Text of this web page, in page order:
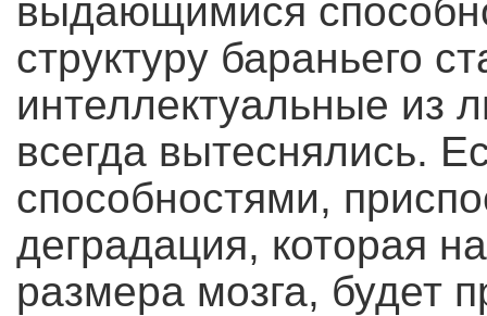
выдающимися
структуру бараньего
интеллектуальные из
всегда вытеснялись.
способностями,
деградация, которая
размера мозга, будет